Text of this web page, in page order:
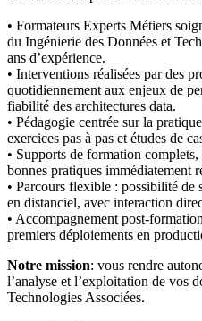
• Formateurs Experts Métiers
du Ingénierie des Données et
ans d’expérience.
• Interventions réalisées par des
quotidiennement aux enjeux de
fiabilité des architectures data.
• Pédagogie centrée sur la
exercices pas à pas et études de
• Supports de formation
bonnes pratiques immédiatement
• Parcours flexible : possibilité
en distanciel, avec interaction
• Accompagnement post-
premiers déploiements en
Notre mission: vous rendre
l’analyse et l’exploitation de vos
Technologies Associées.